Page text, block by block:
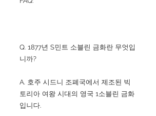
Q. 1877년 S민트 소블린 금화란 무엇입
니까?
A. 호주 시드니 조폐국에서 제조된 빅
토리아 여왕 시대의 영국 1소블린 금화
입니다.